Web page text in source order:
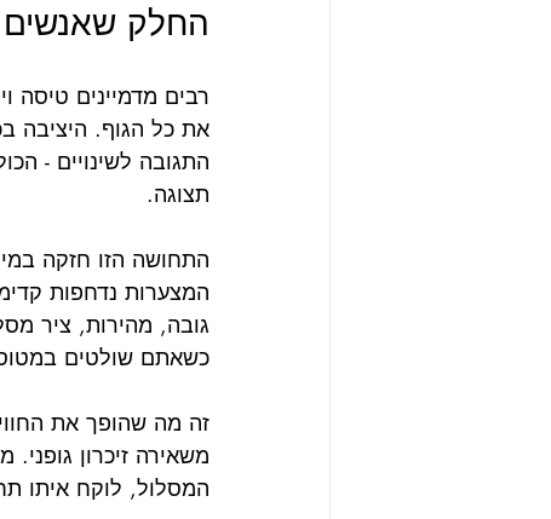
החלק שאנשים
רבים מדמיינים טיסה
את כל הגוף. היציבה
התגובה לשינויים -
תצוגה.
התחושה הזו חזקה
המצערות נדחפות
גובה, מהירות, ציר
כשאתם שולטים
זה מה שהופך את
משאירה זיכרון
המסלול, לוקח איתו